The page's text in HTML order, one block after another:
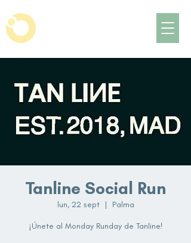
Tanline Social Run
lun, 22 sept
  |
Palma
¡Únete al Monday Runday de Tanline!